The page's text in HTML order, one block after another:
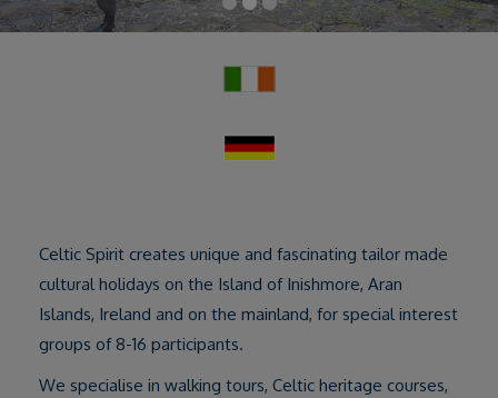
Celtic Spirit creates unique and fascinating tailor made
cultural holidays on the Island of Inishmore, Aran
Islands, Ireland and on the mainland, for special interest
groups of 8-16 participants.
We specialise in walking tours, Celtic heritage courses,